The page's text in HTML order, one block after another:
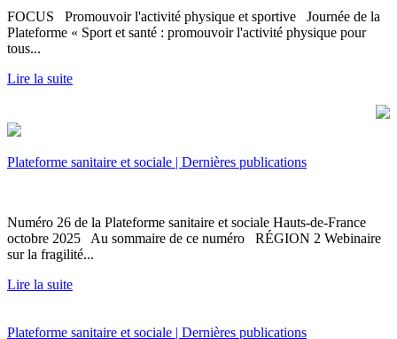
FOCUS Promouvoir l'activité physique et sportive Journée de la
Plateforme « Sport et santé : promouvoir l'activité physique pour
tous...
Lire la suite
Plateforme sanitaire et sociale | Dernières publications
Numéro 26 de la Plateforme sanitaire et sociale Hauts-de-France
octobre 2025 Au sommaire de ce numéro RÉGION 2 Webinaire
sur la fragilité...
Lire la suite
Plateforme sanitaire et sociale | Dernières publications